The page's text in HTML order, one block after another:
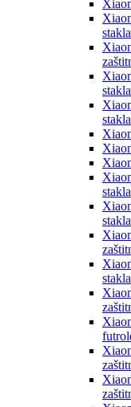
stakla
stakla
stakla
stakla
stakla
stakla